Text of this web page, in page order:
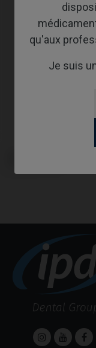
qu'aux
Je suis